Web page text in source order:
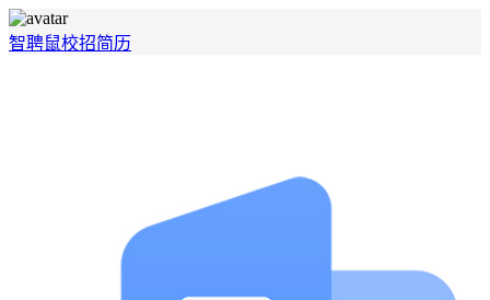
智聘鼠校招简历